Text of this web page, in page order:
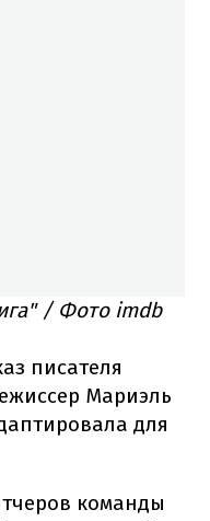
/ Фото imdb
писателя
Мариэль
для
команды